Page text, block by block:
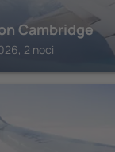
Cambridge
2 noci